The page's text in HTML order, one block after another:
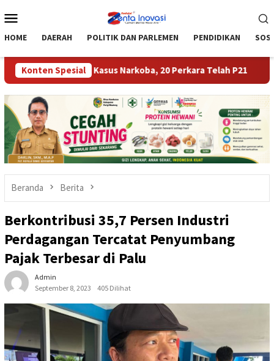
ke
Mobile
HOME DAERAH POLITIK DAN PARLEMEN PENDIDIKAN
Konten Spesial
30 Kasus Narkoba, 20 Perkara Telah P21 Tekan
Beranda Berita
Berkontribusi 35,7 Persen Industri
Perdagangan Tercatat Penyumbang
Pajak Terbesar di Palu
Admin
September 8, 2023
405 Dilihat